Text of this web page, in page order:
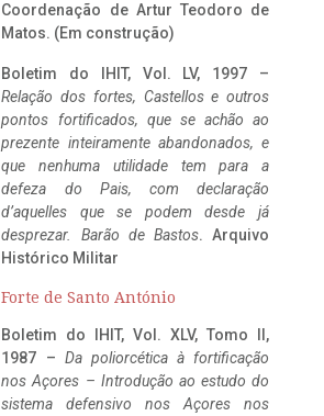
Coordenação de Artur Teodoro de
Matos. (Em construção)
Boletim do IHIT, Vol. LV, 1997 –
Relação dos fortes, Castellos e outros
pontos fortificados, que se achão ao
prezente inteiramente abandonados, e
que nenhuma utilidade tem para a
defeza do Pais, com declaração
d’aquelles que se podem desde já
desprezar. Barão de Bastos. Arquivo
Histórico Militar
Forte de Santo António
Boletim do IHIT, Vol. XLV, Tomo II,
1987 – Da poliorcética à fortificação
nos Açores – Introdução ao estudo do
sistema defensivo nos Açores nos